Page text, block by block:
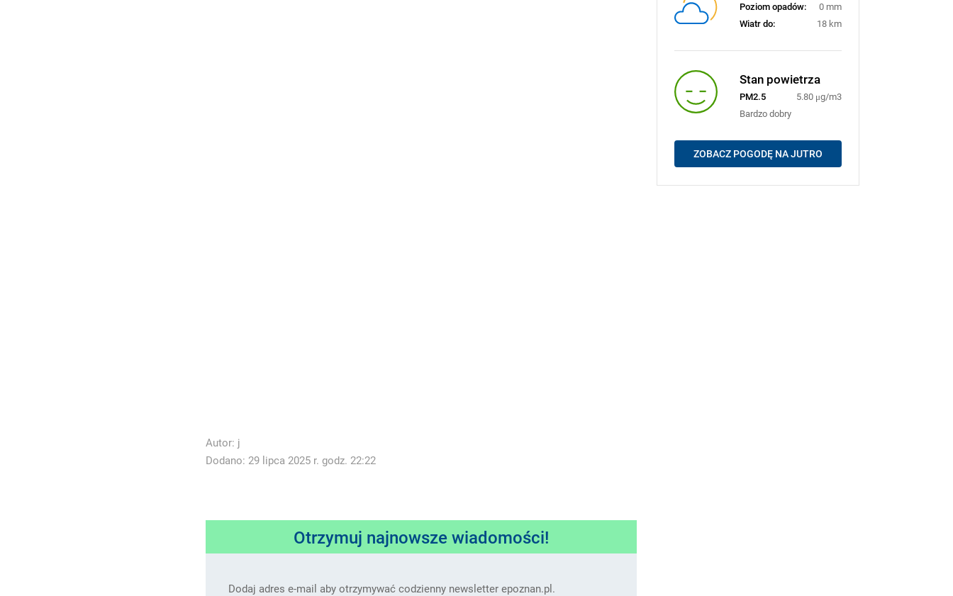
Autor: j
Dodano: 29 lipca 2025 r. godz. 22:22
Otrzymuj najnowsze wiadomości!
Dodaj adres e-mail aby otrzymywać codzienny newsletter epoznan.pl.
Poziom opadów:
0 mm
Wiatr do:
18 km
Stan powietrza
PM2.5
5.80 μg/m3
Bardzo dobry
ZOBACZ POGODĘ NA JUTRO